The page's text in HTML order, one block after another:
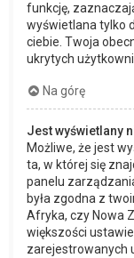
funkcję,
wyświetlana tylko
ciebie. Twoja
ukrytych
Na górę
Jest wyświetlany
Możliwe, że jest
ta, w której się
panelu
była zgodna z
Afryka, czy Nowa
większości
zarejestrowanych